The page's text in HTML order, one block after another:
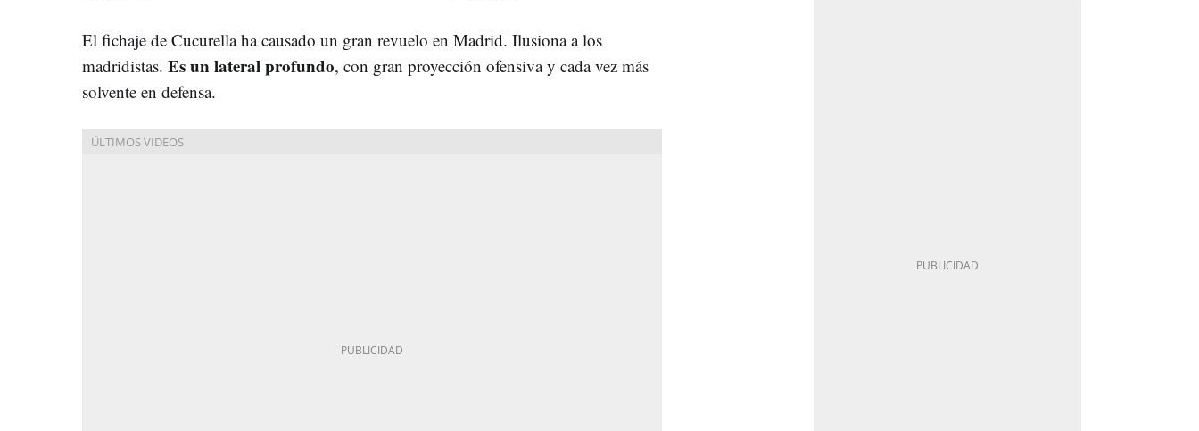
El fichaje de Cucurella ha causado un gran revuelo en Madrid. Ilusiona a los
madridistas. Es un lateral profundo, con gran proyección ofensiva y cada vez más
solvente en defensa.